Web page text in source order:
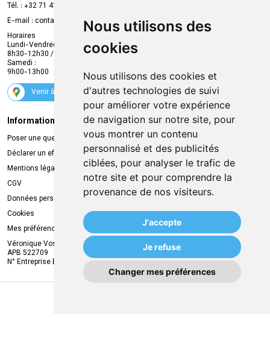
Nous utilisons des
cookies
Nous utilisons des cookies et
d'autres technologies de suivi
pour améliorer votre expérience
de navigation sur notre site, pour
vous montrer un contenu
personnalisé et des publicités
ciblées, pour analyser le trafic de
notre site et pour comprendre la
provenance de nos visiteurs.
J'accepte
Je refuse
Changer mes préférences
Tél. : +32 71 41 32 10
E-mail : contact
mvapharma.be
Horaires
Lundi-Vendredi :
8h30-12h30 / 13h30-18h30
Samedi :
9h00-13h00
Venir à la pharmacie
Compte professionnel
Envoi d’ordonnance
Suivez-nous
Informations légales
Poser une question
Déclarer un effet indésirable
Mentions légales
CGV
Données personnelles
Cookies
Mes préférences Cookies
Véronique Vos
APB 522709
N° Entreprise BE0749.944.612
Livraison
Retrait à la pharmacie
Livraison chez vous
Livraison dans un Point Relais